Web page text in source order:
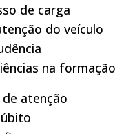
de carga
do veículo
na formação
de atenção